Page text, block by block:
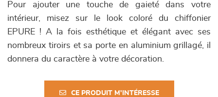
Pour ajouter une touche de gaieté dans votre
intérieur, misez sur le look coloré du chiffonier
EPURE ! A la fois esthétique et élégant avec ses
nombreux tiroirs et sa porte en aluminium grillagé, il
donnera du caractère à votre décoration.
CE PRODUIT M'INTÉRESSE